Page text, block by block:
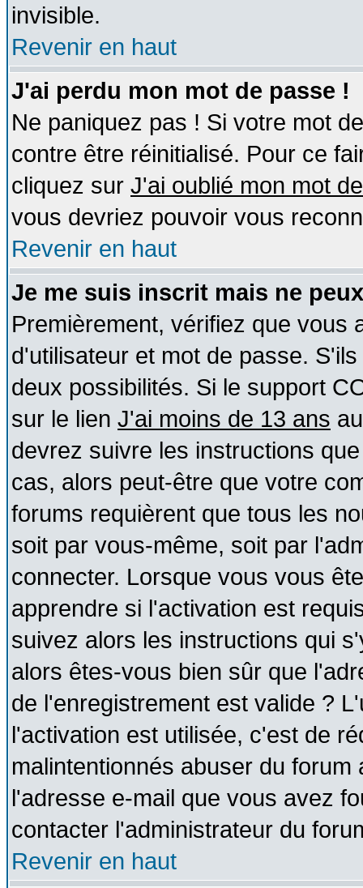
invisible.
Revenir en haut
J'ai perdu mon mot de passe !
Ne paniquez pas ! Si votre mot
contre être réinitialisé. Pour ce
cliquez sur J'ai oublié mon mot
vous devriez pouvoir vous
Revenir en haut
Je me suis inscrit mais ne
Premièrement, vérifiez que vous
d'utilisateur et mot de passe.
deux possibilités. Si le support
sur le lien J'ai moins de 13 ans
devrez suivre les instructions
cas, alors peut-être que votre
forums requièrent que tous les
soit par vous-même, soit par
connecter. Lorsque vous vous
apprendre si l'activation est
suivez alors les instructions qui
alors êtes-vous bien sûr que
de l'enregistrement est valide ?
l'activation est utilisée, c'est de
malintentionnés abuser du
l'adresse e-mail que vous avez
contacter l'administrateur du
Revenir en haut